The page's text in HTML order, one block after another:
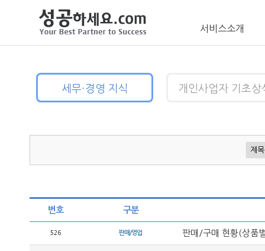
서비스소개
세무·경영 지식 개인사업자 기초상
번호 구분
526 판매/영업 판매/구매 현황(상품